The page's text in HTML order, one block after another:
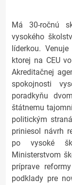
Má 30-ročnú
vysokého
líderkou.
ktorej na CEU
Akreditačnej
spokojnosti
poradkyňu
štátnemu
politickým
priniesol návrh
po vysoké
Ministerstvom
príprave
podklady pre